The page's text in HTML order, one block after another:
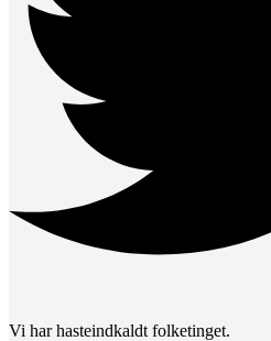
Vi har hasteindkaldt folketinget.